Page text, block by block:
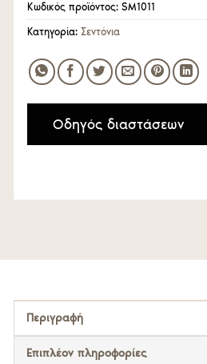
Κωδικός προϊόντος: SΜ1011
Κατηγορία: Σεντόνια
Οδηγός διαστάσεων
Περιγραφή
Επιπλέον πληροφορίες